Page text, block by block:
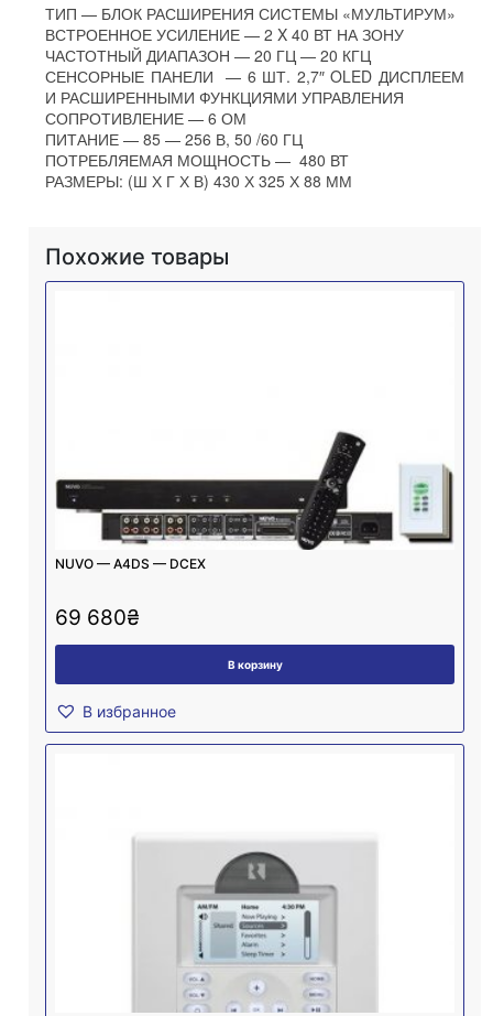
ТИП — БЛОК РАСШИРЕНИЯ СИСТЕМЫ «МУЛЬТИРУМ»
ВСТРОЕННОЕ УСИЛЕНИЕ — 2 X 40 ВТ НА ЗОНУ
ЧАСТОТНЫЙ ДИАПАЗОН — 20 ГЦ — 20 КГЦ
СЕНСОРНЫЕ ПАНЕЛИ — 6 ШТ. 2,7″ OLED ДИСПЛЕЕМ
И РАСШИРЕННЫМИ ФУНКЦИЯМИ УПРАВЛЕНИЯ
СОПРОТИВЛЕНИЕ — 6 ОМ
ПИТАНИЕ — 85 — 256 В, 50 /60 ГЦ
ПОТРЕБЛЯЕМАЯ МОЩНОСТЬ — 480 ВТ
РАЗМЕРЫ: (Ш Х Г Х В) 430 Х 325 Х 88 ММ
Похожие товары
NUVO — A4DS — DCEX
69 680₴
В корзину
В избранное